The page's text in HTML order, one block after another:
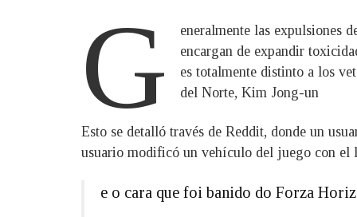
G
eneralmente las expulsiones
encargan de expandir
es totalmente distinto a los
del Norte, Kim Jong-un
Esto se detalló través de Reddit, donde un
usuario modificó un vehículo del juego con el
e o cara que foi banido do Forza